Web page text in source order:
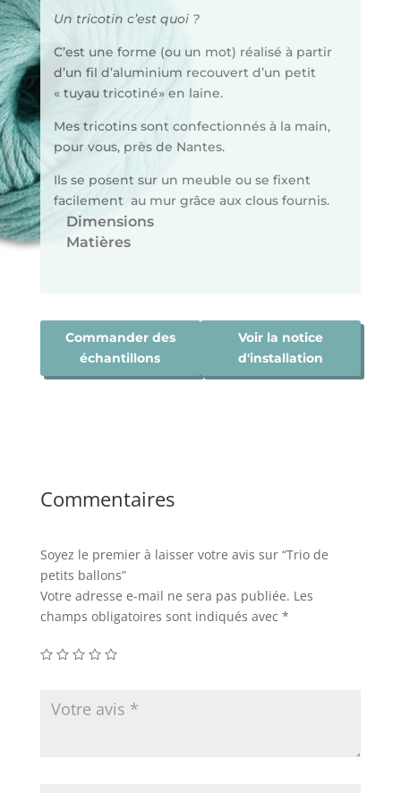
Un tricotin c’est quoi ?
C’est une forme (ou un mot) réalisé à partir
d’un fil d’aluminium recouvert d’un petit
« tuyau tricotiné» en laine.
Mes tricotins sont confectionnés à la main,
pour vous, près de Nantes.
Ils se posent sur un meuble ou se fixent
facilement au mur grâce aux clous fournis.
Dimensions
Matières
Commander des
échantillons
Voir la notice
d'installation
Commentaires
Soyez le premier à laisser votre avis sur “Trio de
petits ballons”
Votre adresse e-mail ne sera pas publiée. Les
champs obligatoires sont indiqués avec *